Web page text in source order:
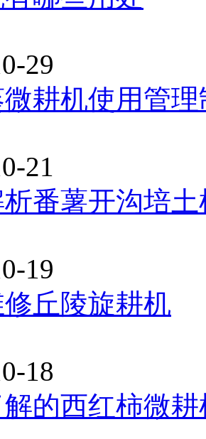
29
耕机使用管理
21
番薯开沟培
19
丘陵旋耕机
18
的西红柿微